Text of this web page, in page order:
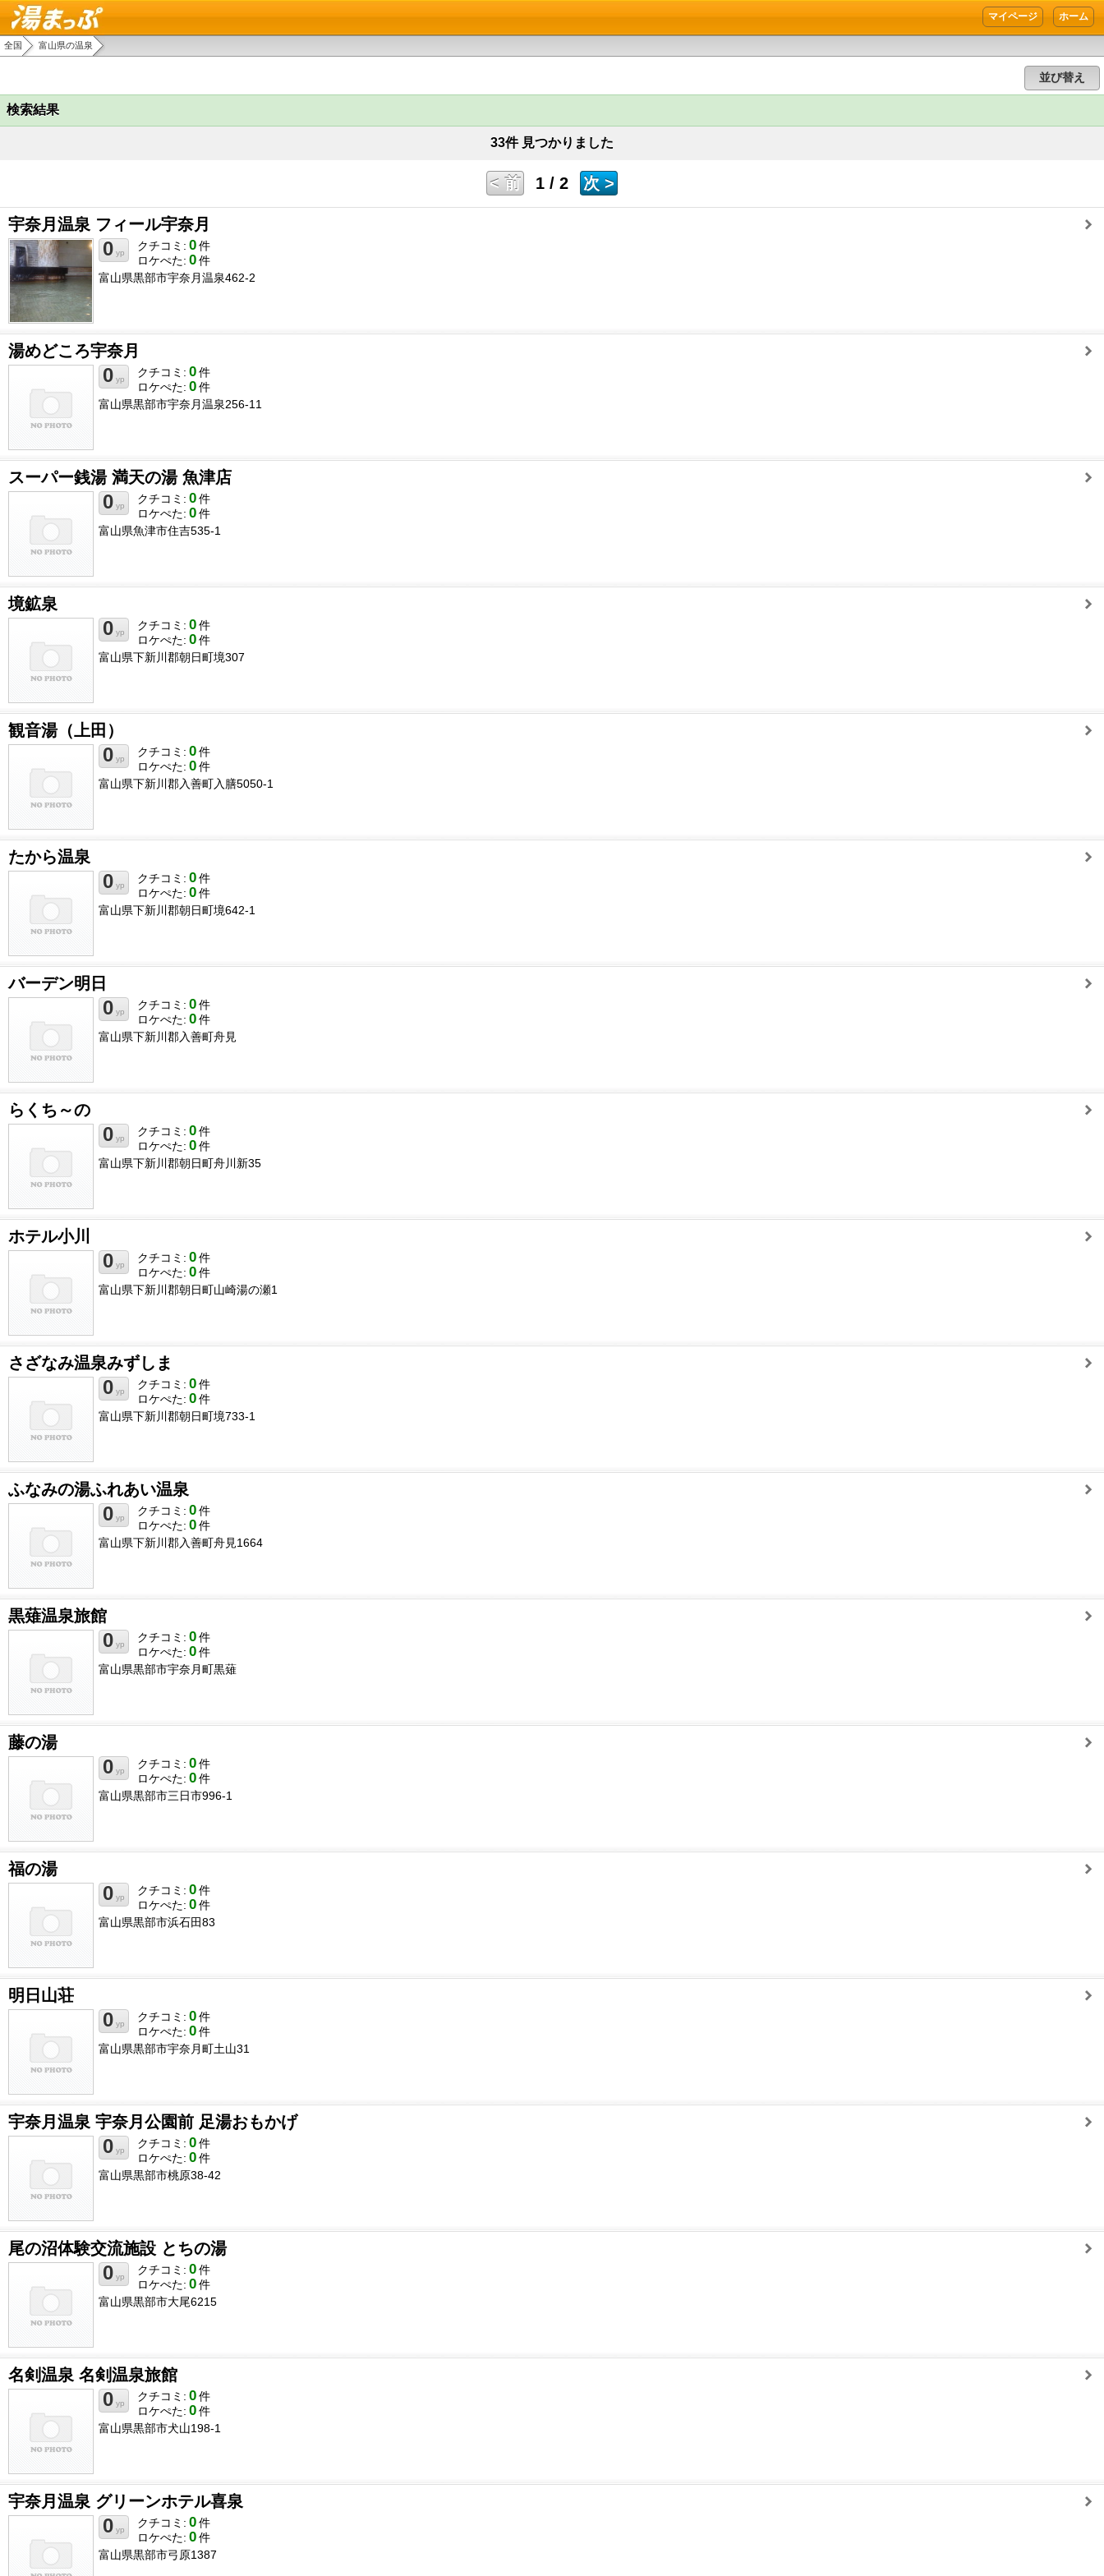
全国 富山県の温泉
検索結果
33件 見つかりました
< 前 1 / 2 次 >
宇奈月温泉 フィール宇奈月
0 yp
クチコミ: 0件
ロケぺた: 0件
富山県黒部市宇奈月温泉462-2
湯めどころ宇奈月
0 yp
クチコミ: 0件
ロケぺた: 0件
富山県黒部市宇奈月温泉256-11
スーパー銭湯 満天の湯 魚津店
0 yp
クチコミ: 0件
ロケぺた: 0件
富山県魚津市住吉535-1
境鉱泉
0 yp
クチコミ: 0件
ロケぺた: 0件
富山県下新川郡朝日町境307
観音湯（上田）
0 yp
クチコミ: 0件
ロケぺた: 0件
富山県下新川郡入善町入膳5050-1
たから温泉
0 yp
クチコミ: 0件
ロケぺた: 0件
富山県下新川郡朝日町境642-1
バーデン明日
0 yp
クチコミ: 0件
ロケぺた: 0件
富山県下新川郡入善町舟見
らくち～の
0 yp
クチコミ: 0件
ロケぺた: 0件
富山県下新川郡朝日町舟川新35
ホテル小川
0 yp
クチコミ: 0件
ロケぺた: 0件
富山県下新川郡朝日町山崎湯の瀬1
さざなみ温泉みずしま
0 yp
クチコミ: 0件
ロケぺた: 0件
富山県下新川郡朝日町境733-1
ふなみの湯ふれあい温泉
0 yp
クチコミ: 0件
ロケぺた: 0件
富山県下新川郡入善町舟見1664
黒薙温泉旅館
0 yp
クチコミ: 0件
ロケぺた: 0件
富山県黒部市宇奈月町黒薙
藤の湯
0 yp
クチコミ: 0件
ロケぺた: 0件
富山県黒部市三日市996-1
福の湯
0 yp
クチコミ: 0件
ロケぺた: 0件
富山県黒部市浜石田83
明日山荘
0 yp
クチコミ: 0件
ロケぺた: 0件
富山県黒部市宇奈月町土山31
宇奈月温泉 宇奈月公園前 足湯おもかげ
0 yp
クチコミ: 0件
ロケぺた: 0件
富山県黒部市桃原38-42
尾の沼体験交流施設 とちの湯
0 yp
クチコミ: 0件
ロケぺた: 0件
富山県黒部市大尾6215
名剣温泉 名剣温泉旅館
0 yp
クチコミ: 0件
ロケぺた: 0件
富山県黒部市犬山198-1
宇奈月温泉 グリーンホテル喜泉
0 yp
クチコミ: 0件
ロケぺた: 0件
富山県黒部市弓原1387
並び替え
ホーム
マイページ